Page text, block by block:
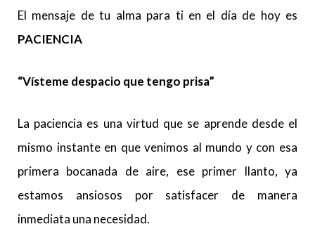
El mensaje de tu alma para ti en el día de hoy es
PACIENCIA
“Vísteme despacio que tengo prisa”
La paciencia es una virtud que se aprende desde el
mismo instante en que venimos al mundo y con esa
primera bocanada de aire, ese primer llanto, ya
estamos ansiosos por satisfacer de manera
inmediata una necesidad.